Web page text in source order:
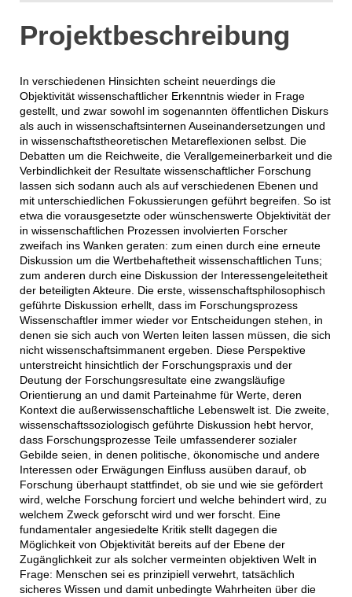
Projektbeschreibung
In verschiedenen Hinsichten scheint neuerdings die
Objektivität wissenschaftlicher Erkenntnis wieder in Frage
gestellt, und zwar sowohl im sogenannten öffentlichen Diskurs
als auch in wissenschaftsinternen Auseinandersetzungen und
in wissenschaftstheoretischen Metareflexionen selbst. Die
Debatten um die Reichweite, die Verallgemeinerbarkeit und die
Verbindlichkeit der Resultate wissenschaftlicher Forschung
lassen sich sodann auch als auf verschiedenen Ebenen und
mit unterschiedlichen Fokussierungen geführt begreifen. So ist
etwa die vorausgesetzte oder wünschenswerte Objektivität der
in wissenschaftlichen Prozessen involvierten Forscher
zweifach ins Wanken geraten: zum einen durch eine erneute
Diskussion um die Wertbehaftetheit wissenschaftlichen Tuns;
zum anderen durch eine Diskussion der Interessengeleitetheit
der beteiligten Akteure. Die erste, wissenschaftsphilosophisch
geführte Diskussion erhellt, dass im Forschungsprozess
Wissenschaftler immer wieder vor Entscheidungen stehen, in
denen sie sich auch von Werten leiten lassen müssen, die sich
nicht wissenschaftsimmanent ergeben. Diese Perspektive
unterstreicht hinsichtlich der Forschungspraxis und der
Deutung der Forschungsresultate eine zwangsläufige
Orientierung an und damit Parteinahme für Werte, deren
Kontext die außerwissenschaftliche Lebenswelt ist. Die zweite,
wissenschaftssoziologisch geführte Diskussion hebt hervor,
dass Forschungsprozesse Teile umfassenderer sozialer
Gebilde seien, in denen politische, ökonomische und andere
Interessen oder Erwägungen Einfluss ausüben darauf, ob
Forschung überhaupt stattfindet, ob sie und wie sie gefördert
wird, welche Forschung forciert und welche behindert wird, zu
welchem Zweck geforscht wird und wer forscht. Eine
fundamentaler angesiedelte Kritik stellt dagegen die
Möglichkeit von Objektivität bereits auf der Ebene der
Zugänglichkeit zur als solcher vermeinten objektiven Welt in
Frage: Menschen sei es prinzipiell verwehrt, tatsächlich
sicheres Wissen und damit unbedingte Wahrheiten über die